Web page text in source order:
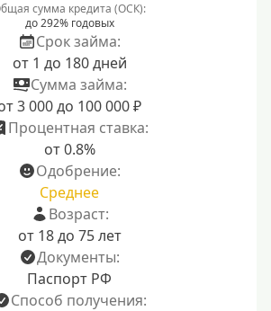
сумма кредита (ОСК):
до 292% годовых
Срок займа:
от 1 до 180 дней
Сумма займа:
3 000 до 100 000 ₽
Процентная ставка:
от 0.8%
Одобрение:
Среднее
Возраст:
от 18 до 75 лет
Документы:
Паспорт РФ
Способ получения: